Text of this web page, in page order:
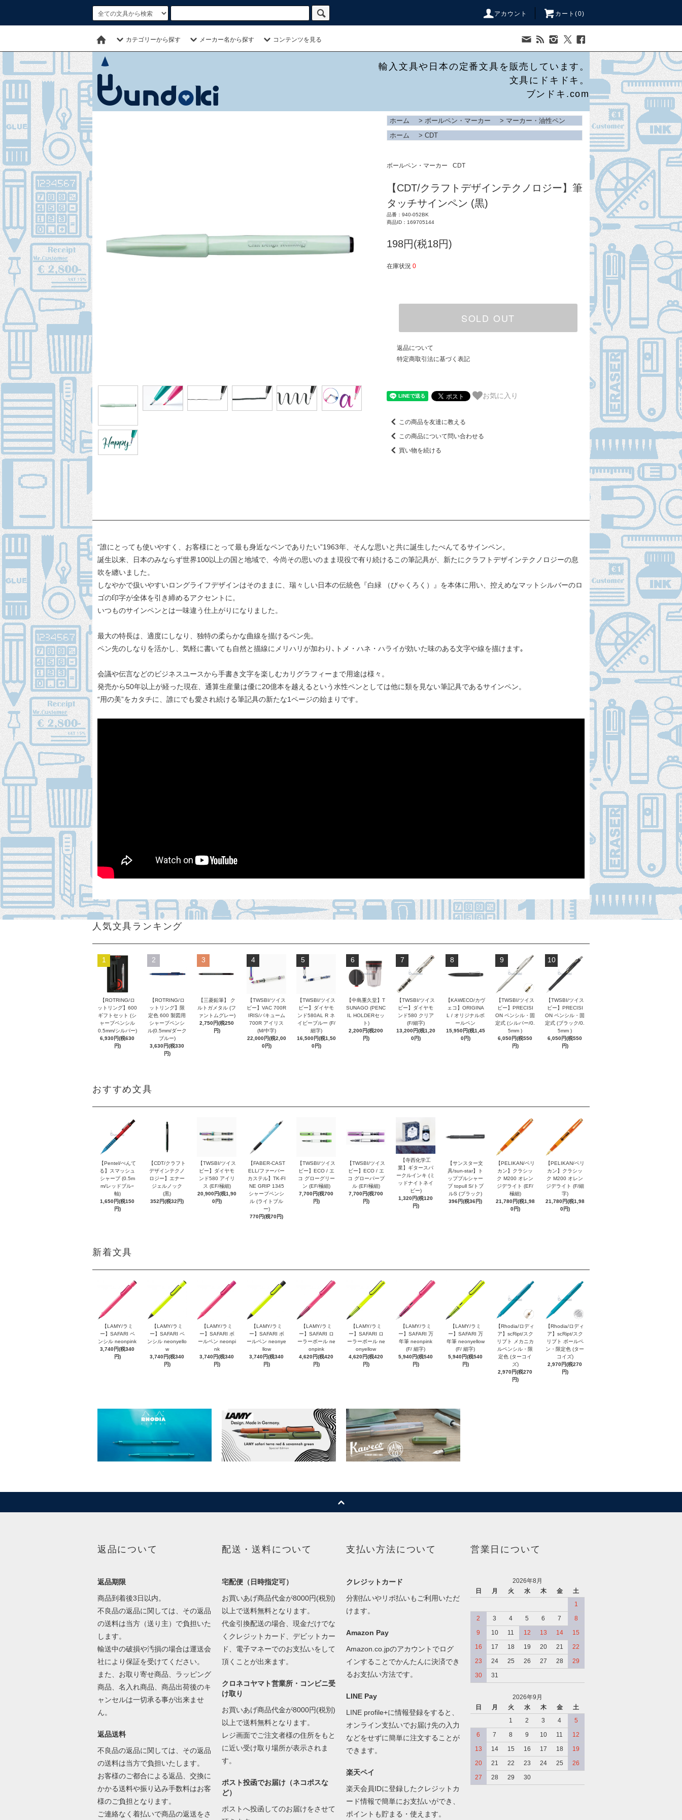
アカウント カート(0)
カテゴリーから探す メーカー名から探す コンテンツを見る
輸入文具や日本の定番文具を販売しています。
文具にドキドキ。
ブンドキ.com
ホーム > ボールペン・マーカー > マーカー・油性ペン
ホーム
> CDT
ボールペン・マーカー CDT
【CDT/クラフトデザインテクノロジー】筆
タッチサインペン (黒)
品番：940-052BK
商品ID：169705144
198円(税18円)
在庫状況 0
SOLD OUT
返品について
特定商取引法に基づく表記
お気に入り
この商品を友達に教える
この商品について問い合わせる
買い物を続ける
“誰にとっても使いやすく、お客様にとって最も身近なペンでありたい”1963年、そんな思いと共に誕生したぺんてるサインペン。
誕生以来、日本のみならず世界100以上の国と地域で、今尚その思いのまま現役で有り続けるこの筆記具が、新たにクラフトデザインテクノロジーの息
吹を纏いました。
しなやかで扱いやすいロングライフデザインはそのままに、瑞々しい日本の伝統色『白緑 （びゃくろく）』を本体に用い、控えめなマットシルバーのロ
ゴの印字が全体を引き締めるアクセントに。
いつものサインペンとは一味違う仕上がりになりました。
最大の特長は、適度にしなり、独特の柔らかな曲線を描けるペン先。
ペン先のしなりを活かし、気軽に書いても自然と描線にメリハリが加わり､トメ・ハネ・ハライが効いた味のある文字や線を描けます｡
会議や伝言などのビジネスユースから手書き文字を楽しむカリグラフィーまで用途は様々。
発売から50年以上が経った現在、通算生産量は優に20億本を越えるという水性ペンとしては他に類を見ない筆記具であるサインペン。
“用の美”をカタチに、誰にでも愛され続ける筆記具の新たな1ページの始まりです。
人気文具ランキング
1
【ROTRING/ロ
ットリング】600
ギフトセット (シ
ャープペンシル
0.5mm/シルバー)
6,930円(税630
円)
2
【ROTRING/ロ
ットリング】限
定色 600 製図用
シャープペンシ
ル(0.5mm/ダーク
ブルー)
3,630円(税330
円)
3
【三菱鉛筆】 ク
ルトガメタル (フ
ァントムグレー)
2,750円(税250
円)
4
【TWSBI/ツイス
ビー】VAC 700R
IRIS/バキューム
700R アイリス
(M/中字)
22,000円(税2,00
0円)
5
【TWSBI/ツイス
ビー】ダイヤモ
ンド580AL R ネ
イビーブルー (F/
細字)
16,500円(税1,50
0円)
6
【中島重久堂】T
SUNAGO (PENC
IL HOLDERセッ
ト)
2,200円(税200
円)
7
【TWSBI/ツイス
ビー】ダイヤモ
ンド580 クリア
(F/細字)
13,200円(税1,20
0円)
8
【KAWECO/カヴ
ェコ】ORIGINA
L / オリジナルボ
ールペン
15,950円(税1,45
0円)
9
【TWSBI/ツイス
ビー】PRECISI
ON ペンシル・固
定式 (シルバー/0.
5mm )
6,050円(税550
円)
10
【TWSBI/ツイス
ビー】PRECISI
ON ペンシル・固
定式 (ブラック/0.
5mm )
6,050円(税550
円)
おすすめ文具
【Pentel/ぺんて
る】スマッシュ
シャープ (0.5m
m/レッドブルｰ
軸)
1,650円(税150
円)
【CDT/クラフト
デザインテクノ
ロジー】エナー
ジェルノック
(黒)
352円(税32円)
【TWSBI/ツイス
ビー】ダイヤモ
ンド580 アイリ
ス (EF/極細)
20,900円(税1,90
0円)
【FABER-CAST
ELL/ファーバー
カステル】TK-FI
NE GRIP 1345
シャープペンシ
ル (ライトブル
ー)
770円(税70円)
【TWSBI/ツイス
ビー】ECO / エ
コ グローグリー
ン (EF/極細)
7,700円(税700
円)
【TWSBI/ツイス
ビー】ECO / エ
コ グローパープ
ル (EF/極細)
7,700円(税700
円)
【寺西化学工
業】ギタースパ
ークルインキ (ミ
ッドナイトネイ
ビー)
1,320円(税120
円)
【サンスター文
具/sun-star】ト
ッププルシャー
プ topull S/トプ
ルS (ブラック)
396円(税36円)
【PELIKAN/ペリ
カン】クラシッ
ク M200 オレン
ジデライト (EF/
極細)
21,780円(税1,98
0円)
【PELIKAN/ペリ
カン】クラシッ
ク M200 オレン
ジデライト (F/細
字)
21,780円(税1,98
0円)
新着文具
【LAMY/ラミ
ー】SAFARI ペ
ンシル neonpink
3,740円(税340
円)
【LAMY/ラミ
ー】SAFARI ペ
ンシル neonyello
w
3,740円(税340
円)
【LAMY/ラミ
ー】SAFARI ボ
ールペン neonpi
nk
3,740円(税340
円)
【LAMY/ラミ
ー】SAFARI ボ
ールペン neonye
llow
3,740円(税340
円)
【LAMY/ラミ
ー】SAFARI ロ
ーラーボール ne
onpink
4,620円(税420
円)
【LAMY/ラミ
ー】SAFARI ロ
ーラーボール ne
onyellow
4,620円(税420
円)
【LAMY/ラミ
ー】SAFARI 万
年筆 neonpink
(F/ 細字)
5,940円(税540
円)
【LAMY/ラミ
ー】SAFARI 万
年筆 neonyellow
(F/ 細字)
5,940円(税540
円)
【Rhodia/ロディ
ア】scRipt/スク
リプト メカニカ
ルペンシル・限
定色 (ターコイ
ズ)
2,970円(税270
円)
【Rhodia/ロディ
ア】scRipt/スク
リプト ボールペ
ン・限定色 (ター
コイズ)
2,970円(税270
円)
返品について
返品期限
商品到着後3日以内。
不良品の返品に関しては、その返品
の送料は当方（送り主）で負担いた
します。
輸送中の破損や汚損の場合は運送会
社により保証を受けてください。
また、お取り寄せ商品、ラッピング
商品、名入れ商品、商品出荷後のキ
ャンセルは一切承る事が出来ませ
ん。
返品送料
不良品の返品に関しては、その返品
の送料は当方で負担いたします。
お客様のご都合による返品、交換に
かかる送料や振り込み手数料はお客
様のご負担となります。
ご連絡なく着払いで商品の返送をさ
配送・送料について
宅配便（日時指定可）
お買いあげ商品代金が8000円(税別)
以上で送料無料となります。
代金引換配送の場合、現金だけでな
くクレジットカード、デビットカー
ド、電子マネーでのお支払いをして
頂くことが出来ます。
クロネコヤマト営業所・コンビニ受
け取り
お買いあげ商品代金が8000円(税別)
以上で送料無料となります。
レジ画面でご注文者様の住所をもと
に近い受け取り場所が表示されま
す。
ポスト投函でお届け（ネコポスな
ど）
ポストへ投函してのお届けをさせて
支払い方法について
クレジットカード
分割払いやリボ払いもご利用いただ
けます。
Amazon Pay
Amazon.co.jpのアカウントでログ
インすることでかんたんに決済でき
るお支払い方法です。
LINE Pay
LINE profile+に情報登録をすると、
オンライン支払いでお届け先の入力
などをせずに簡単に注文することが
できます。
楽天ペイ
楽天会員IDに登録したクレジットカ
ード情報で簡単にお支払いができ、
ポイントも貯まる・使えます。
営業日について
2026年8月
日
月 火 水 木 金
土
1
2
3 4 5 6 7
8
9
10 11 12 13 14
15
16
17 18 19 20 21
22
23
24 25 26 27 28
29
30
31
2026年9月
日
月 火 水 木 金
土
1
2 3 4
5
6
7 8 9 10 11
12
13
14 15 16 17 18
19
20
21 22 23 24 25
26
27
28 29 30